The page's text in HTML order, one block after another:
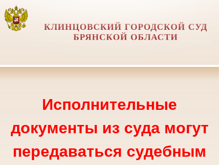
КЛИНЦОВСКИЙ ГОРОДСКОЙ СУД
БРЯНСКОЙ ОБЛАСТИ
Исполнительные
документы из суда могут
передаваться судебным